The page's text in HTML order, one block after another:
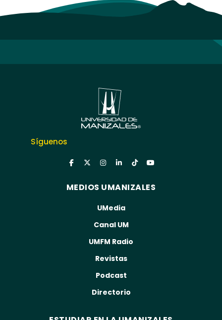
Síguenos
MEDIOS UMANIZALES
UMedia
Canal UM
UMFM Radio
Revistas
Podcast
Directorio